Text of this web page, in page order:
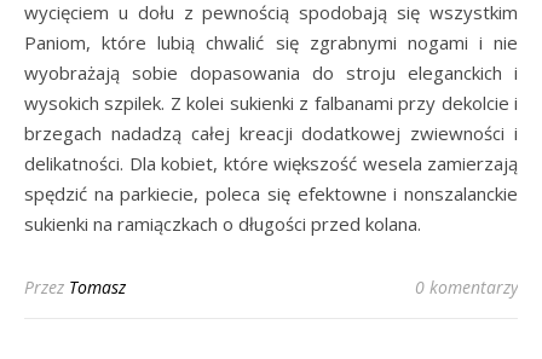
wycięciem u dołu z pewnością spodobają się wszystkim
Paniom, które lubią chwalić się zgrabnymi nogami i nie
wyobrażają sobie dopasowania do stroju eleganckich i
wysokich szpilek. Z kolei sukienki z falbanami przy dekolcie i
brzegach nadadzą całej kreacji dodatkowej zwiewności i
delikatności. Dla kobiet, które większość wesela zamierzają
spędzić na parkiecie, poleca się efektowne i nonszalanckie
sukienki na ramiączkach o długości przed kolana.
Przez Tomasz 0 komentarzy